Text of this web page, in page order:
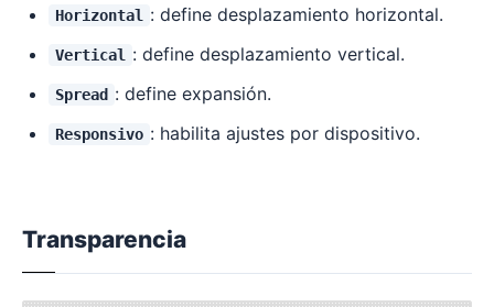
Horizontal : define desplazamiento horizontal.
Vertical : define desplazamiento vertical.
Spread : define expansión.
Responsivo : habilita ajustes por dispositivo.
Transparencia